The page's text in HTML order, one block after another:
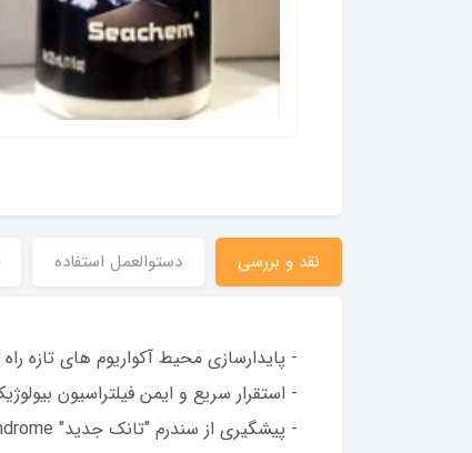
نقد و بررسی دستوالعمل استفاده
- پایدارسازی محیط آکواریوم های تازه
- استقرار سریع و ایمن فیلتراسیون
- پیشگیری از سندرم "تانک جدید" New Tank Syndrome))